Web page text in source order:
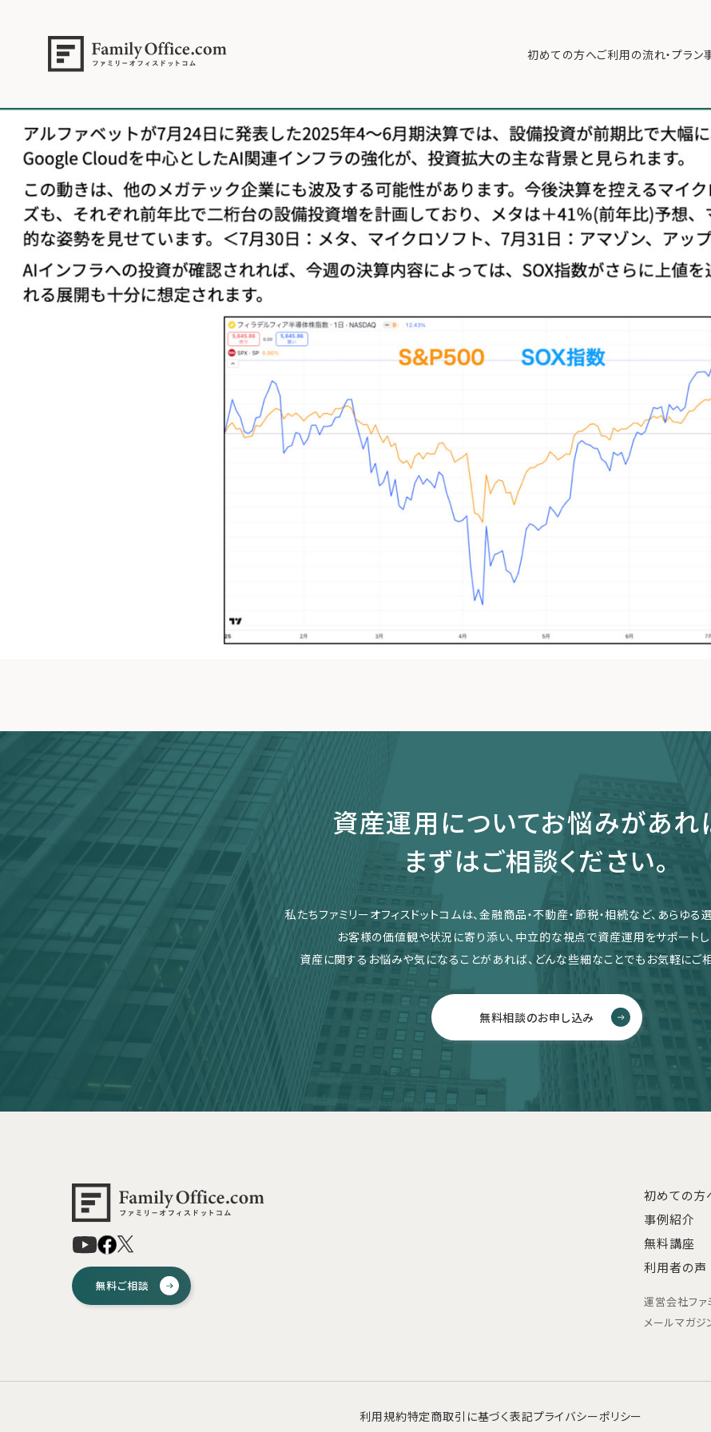
初めての方へご利用の流れ・プラン
初めての方へ
無料講座
コ
利用者の声
無料ご相談 ログイン
2025年7月28日.003
資産運用についてお悩みがあれ
まずはご相談ください。
私たちファミリーオフィスドットコムは、金融商品・不動産・節税・相続など、あらゆる
お客様の価値観や状況に寄り添い、中立的な視点で資産運用をサポートし
資産に関するお悩みや気になることがあれば、どんな些細なことでもお気軽にご相
無料相談のお申し込み
無料ご相談
初めての方
事例紹介
無料講座
利用者の声
運営会社フ
メールマガジ
利用規約特定商取引に基づく表記プライバシーポリシー